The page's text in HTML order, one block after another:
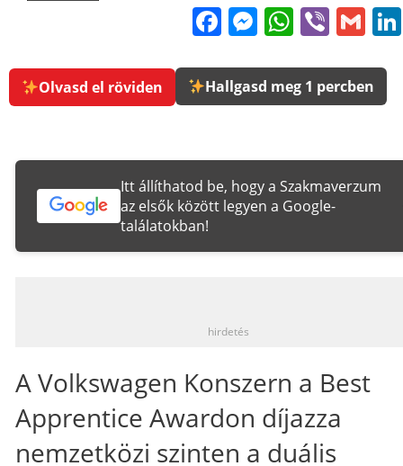
FacebookViber
Olvasd el röviden Hallgasd meg 1 percben
Itt állíthatod be, hogy a Szakmaverzum
az elsők között legyen a Google-
találatokban!
hirdetés
A Volkswagen Konszern a Best
Apprentice Awardon díjazza
nemzetközi szinten a duális